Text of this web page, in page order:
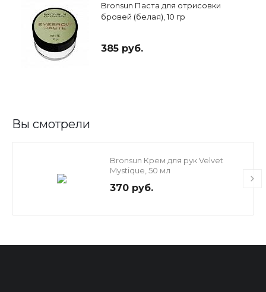
Bronsun Паста для отрисовки
бровей (белая), 10 гр
385 руб.
Вы смотрели
Bronsun Крем для рук Velvet
Mystique, 50 мл
370 руб.